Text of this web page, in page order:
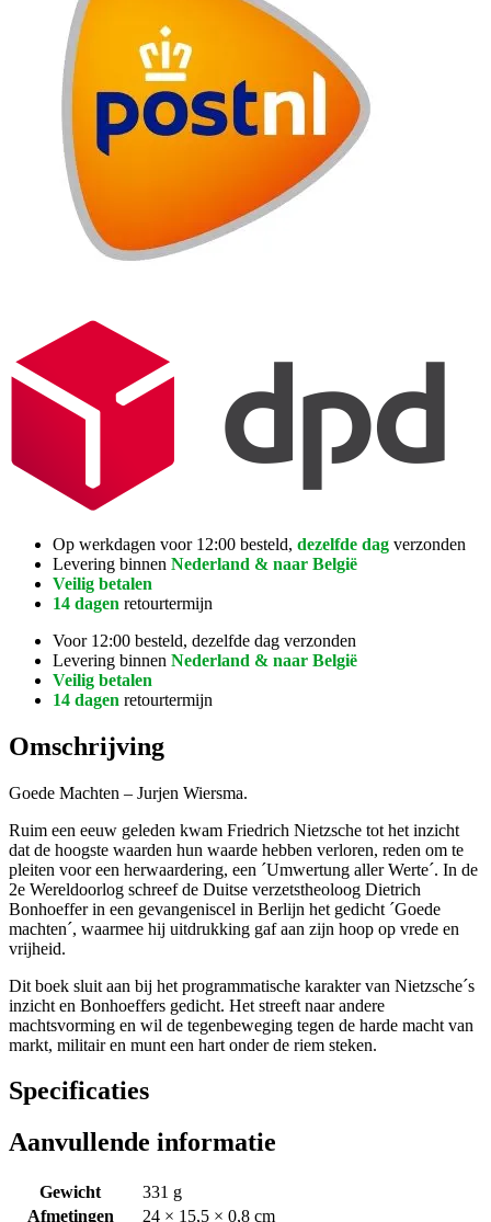
Op werkdagen voor 12:00 besteld, dezelfde dag verzonden
Levering binnen Nederland & naar België
Veilig betalen
14 dagen retourtermijn
Voor 12:00 besteld, dezelfde dag verzonden
Levering binnen Nederland & naar België
Veilig betalen
14 dagen retourtermijn
Omschrijving
Goede Machten – Jurjen Wiersma.
Ruim een eeuw geleden kwam Friedrich Nietzsche tot het inzicht
dat de hoogste waarden hun waarde hebben verloren, reden om te
pleiten voor een herwaardering, een ´Umwertung aller Werte´. In de
2e Wereldoorlog schreef de Duitse verzetstheoloog Dietrich
Bonhoeffer in een gevangeniscel in Berlijn het gedicht ´Goede
machten´, waarmee hij uitdrukking gaf aan zijn hoop op vrede en
vrijheid.
Dit boek sluit aan bij het programmatische karakter van Nietzsche´s
inzicht en Bonhoeffers gedicht. Het streeft naar andere
machtsvorming en wil de tegenbeweging tegen de harde macht van
markt, militair en munt een hart onder de riem steken.
Specificaties
Aanvullende informatie
Gewicht
331 g
Afmetingen
24 × 15,5 × 0,8 cm